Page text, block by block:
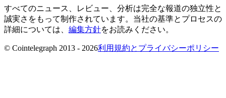
すべてのニュース、レビュー、分析は完全な報道の独立性と
誠実さをもって制作されています。当社の基準とプロセスの
詳細については、 編集方針をお読みください。
© Cointelegraph 2013 - 2026利用規約とプライバシーポリシー